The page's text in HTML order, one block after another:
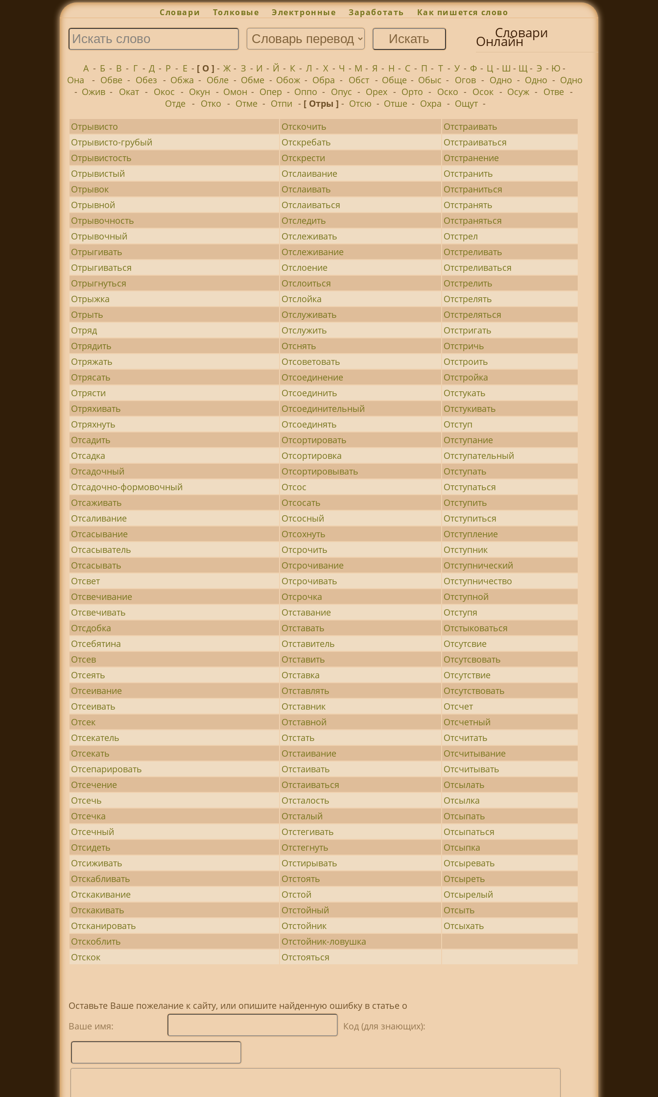
Словари Толковые Электронные Заработать Как пишется слово
Словари
Онлайн
А - Б - В - Г - Д - Р - Е - [ О ]- Ж - З - И - Й - К - Л - Х - Ч - М - Я - Н - С - П - Т - У - Ф - Ц - Ш - Щ- Э - Ю-
Она
- Обве - Обез - Обжа - Обле - Обме - Обож - Обра - Обст - Обще - Обыс - Огов - Одно - Одно - Одно
- Ожив - Окат - Окос - Окун - Омон - Опер - Оппо - Опус - Орех - Орто - Оско - Осок - Осуж - Отве -
Отде - Отко - Отме - Отпи - [ Отры ] - Отсю - Отше - Охра - Ощут -
Отрывисто
Отскочить
Отстраивать
Отрывисто-грубый
Отскребать
Отстраиваться
Отрывистость
Отскрести
Отстранение
Отрывистый
Отслаивание
Отстранить
Отрывок
Отслаивать
Отстраниться
Отрывной
Отслаиваться
Отстранять
Отрывочность
Отследить
Отстраняться
Отрывочный
Отслеживать
Отстрел
Отрыгивать
Отслеживание
Отстреливать
Отрыгиваться
Отслоение
Отстреливаться
Отрыгнуться
Отслоиться
Отстрелить
Отрыжка
Отслойка
Отстрелять
Отрыть
Отслуживать
Отстреляться
Отряд
Отслужить
Отстригать
Отрядить
Отснять
Отстричь
Отряжать
Отсоветовать
Отстроить
Отрясать
Отсоединение
Отстройка
Отрясти
Отсоединить
Отстукать
Отряхивать
Отсоединительный
Отстукивать
Отряхнуть
Отсоединять
Отступ
Отсадить
Отсортировать
Отступание
Отсадка
Отсортировка
Отступательный
Отсадочный
Отсортировывать
Отступать
Отсадочно-формовочный
Отсос
Отступаться
Отсаживать
Отсосать
Отступить
Отсаливание
Отсосный
Отступиться
Отсасывание
Отсохнуть
Отступление
Отсасыватель
Отсрочить
Отступник
Отсасывать
Отсрочивание
Отступнический
Отсвет
Отсрочивать
Отступничество
Отсвечивание
Отсрочка
Отступной
Отсвечивать
Отставание
Отступя
Отсдобка
Отставать
Отстыковаться
Отсебятина
Отставитель
Отсутсвие
Отсев
Отставить
Отсутсвовать
Отсеять
Отставка
Отсутствие
Отсеивание
Отставлять
Отсутствовать
Отсеивать
Отставник
Отсчет
Отсек
Отставной
Отсчетный
Отсекатель
Отстать
Отсчитать
Отсекать
Отстаивание
Отсчитывание
Отсепарировать
Отстаивать
Отсчитывать
Отсечение
Отстаиваться
Отсылать
Отсечь
Отсталость
Отсылка
Отсечка
Отсталый
Отсыпать
Отсечный
Отстегивать
Отсыпаться
Отсидеть
Отстегнуть
Отсыпка
Отсиживать
Отстирывать
Отсыревать
Отскабливать
Отстоять
Отсыреть
Отскакивание
Отстой
Отсырелый
Отскакивать
Отстойный
Отсыть
Отсканировать
Отстойник
Отсыхать
Отскоблить
Отстойник-ловушка
Отскок
Отстояться
Оставьте Ваше пожелание к сайту, или опишите найденную ошибку в статье о
Ваше имя:
Код (для знающих):